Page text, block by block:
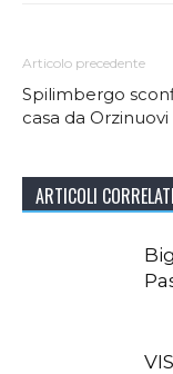
Articolo precedente
Spilimbergo
casa da Orzinuovi
ARTICOLI CORRELATI